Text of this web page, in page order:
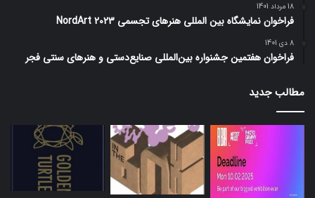
18 مرداد 1401
فراخوان نمایشگاه بین المللی هنرهای تجسمی NordArt 2023
8 دی 1401
فراخوان هفتمین جشنواره بین‌المللی صنایع‌دستی و هنرهای سنتی فجر
مطالب جدید